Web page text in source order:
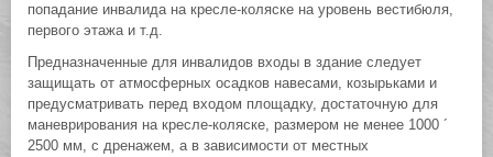
попадание инвалида на кресле-коляске на уровень вестибюля,
первого этажа и т.д.
Предназначенные для инвалидов входы в здание следует
защищать от атмосферных осадков навесами, козырьками и
предусматривать перед входом площадку, достаточную для
маневрирования на кресле-коляске, размером не менее 1000 ´
2500 мм, с дренажем, а в зависимости от местных